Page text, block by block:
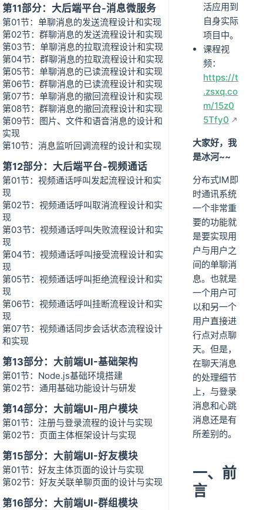
第11部分：大后端平台-消息微服务
第01节：单聊消息的发送流程设计和实现
第02节：群聊消息的发送流程设计和实现
第03节：单聊消息的拉取流程设计和实现
第04节：群聊消息的拉取流程设计和实现
第05节：单聊消息的已读流程设计和实现
第06节：群聊消息的已读流程设计和实现
第07节：单聊消息的撤回流程设计和实现
第08节：群聊消息的撤回流程设计和实现
第09节：图片、文件和语音消息的设计和
实现
第10节：消息监听回调流程的设计和实现
第12部分：大后端平台-视频通话
第01节：视频通话呼叫发起流程设计和实
现
第02节：视频通话呼叫取消流程设计和实
现
第03节：视频通话呼叫失败流程设计和实
现
第04节：视频通话呼叫接受流程设计和实
现
第05节：视频通话呼叫拒绝流程设计和实
现
第06节：视频通话呼叫挂断流程设计和实
现
第07节：视频通话同步会话状态流程设计
和实现
第13部分：大前端UI-基础架构
第01节：Node.js基础环境搭建
第02节：通用基础功能设计与研发
第14部分：大前端UI-用户模块
第01节：注册与登录流程的设计与实现
第02节：页面主体框架设计与实现
第15部分：大前端UI-好友模块
第01节：好友主体页面的设计与实现
第02节：好友关联单聊页面的设计与实现
第16部分：大前端UI-群组模块
活应用到
自身实际
项目中。
课程视
频：
https://t
.zsxq.co
m/15z0
5Tfy0
大家好，我
是冰河~~
分布式IM即
时通讯系统
一个非常重
要的功能就
是要实现用
户与用户之
间的单聊消
息。也就是
一个用户可
以和另一个
用户直接进
行点对点聊
天。但是，
在聊天消息
的处理细节
上，与登录
消息和心跳
消息还是有
所差别的。
一、前
言